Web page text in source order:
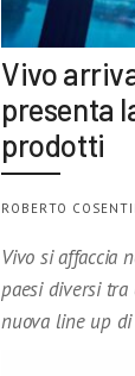
Vivo
presenta
prodotti
ROBERTO
Vivo si affaccia
paesi diversi tra
nuova line up